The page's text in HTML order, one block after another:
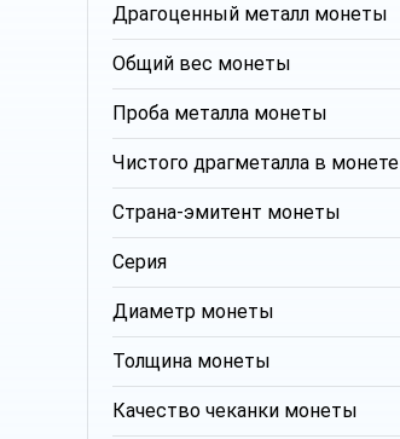
Драгоценный металл монеты
Общий вес монеты
Проба металла монеты
Чистого драгметалла в монете
Страна-эмитент монеты
Серия
Диаметр монеты
Толщина монеты
Качество чеканки монеты